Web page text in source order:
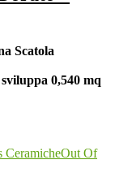
Scatola
0,540 mq
Out Of